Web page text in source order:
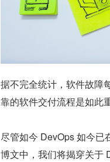
据不完全统计，软件故障
靠的软件交付流程是如此
尽管如今 DevOps 如今已
博文中，我们将揭穿关于